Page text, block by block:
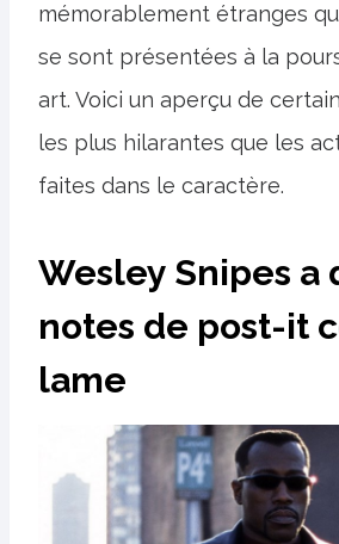
mémorablement étranges
se sont présentées à la
art. Voici un aperçu de
les plus hilarantes que les
faites dans le caractère.
Wesley Snipes a
notes de post-it
lame